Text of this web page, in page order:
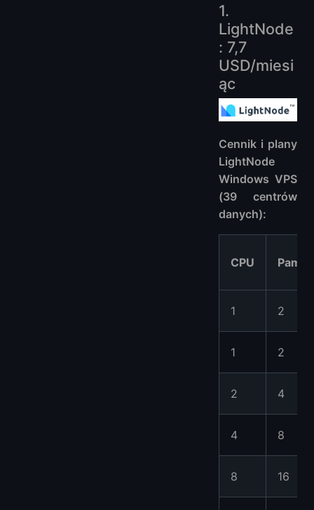
1.
LightNode
: 7,7
USD/miesi
ąc
Cennik i plany
LightNode
Windows VPS
(39 centrów
danych):
CPU
1 2
1 2
2 4
4 8
8 16